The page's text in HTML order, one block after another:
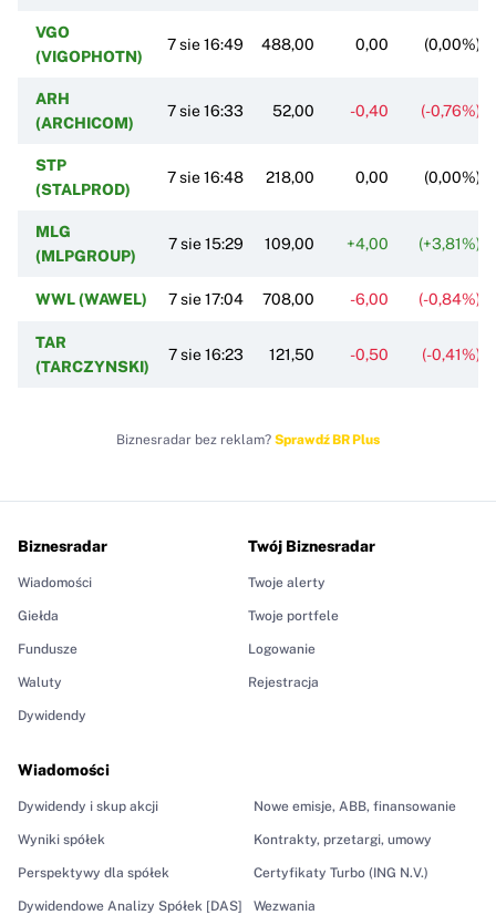
VGO
(VIGOPHOTN)
7 sie 16:49 488,00 0,00 (0,00%)
ARH
(ARCHICOM)
7 sie 16:33 52,00 -0,40 (-0,76%)
STP
(STALPROD)
7 sie 16:48 218,00 0,00 (0,00%)
MLG
(MLPGROUP)
7 sie 15:29 109,00 +4,00 (+3,81%)
WWL (WAWEL) 7 sie 17:04 708,00 -6,00 (-0,84%)
TAR
(TARCZYNSKI)
7 sie 16:23 121,50 -0,50 (-0,41%)
Biznesradar bez reklam? Sprawdź BR Plus
Biznesradar
Wiadomości
Giełda
Fundusze
Waluty
Dywidendy
Wiadomości
Dywidendy i skup akcji
Wyniki spółek
Perspektywy dla spółek
Dywidendowe Analizy Spółek [DAS]
Nowe emisje, ABB, finansowanie
Kontrakty, przetargi, umowy
Certyfikaty Turbo (ING N.V.)
Wezwania
Twój Biznesradar
Twoje alerty
Twoje portfele
Logowanie
Rejestracja